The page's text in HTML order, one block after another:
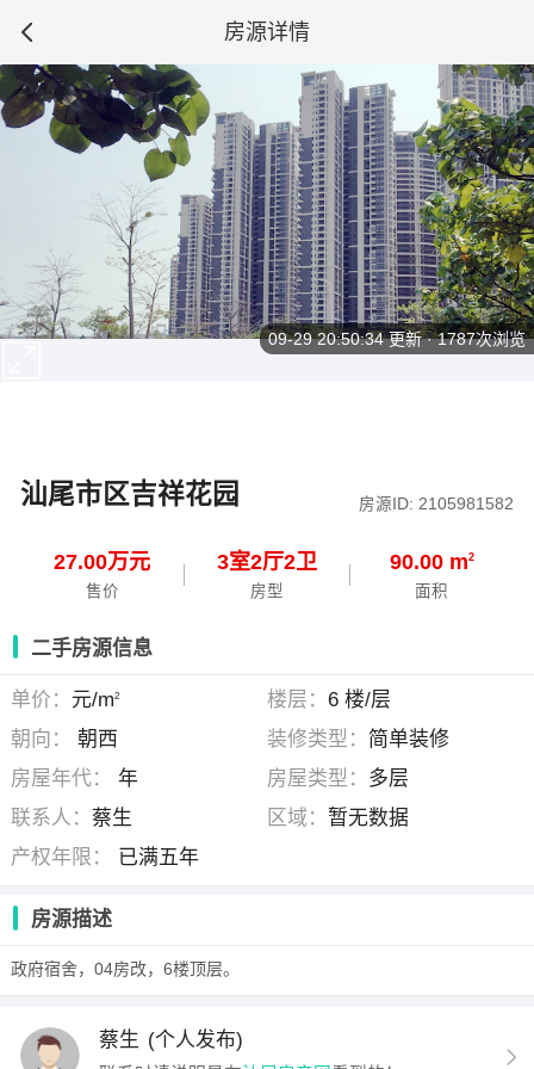
房源详情
汕尾市区吉祥花园 房源ID: 2105981582
27.00万元
售价
3室2厅2卫
房型
90.00 m2
面积
09-29 20:50:34更新 · 1787次浏览
二手房源信息
单价： 元/m2 楼层： 6 楼/层
朝向：
朝西 装修类型： 简单装修
房屋年代：
年 房屋类型： 多层
联系人：蔡生 区域： 暂无数据
产权年限：
已满五年
房源描述
政府宿舍，04房改，6楼顶层。
蔡生 (个人发布)